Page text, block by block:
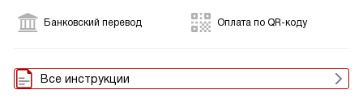
Банковский перевод Оплата по QR-коду
Все инструкции